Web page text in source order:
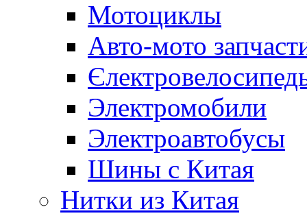
Мотоциклы
Авто-мото
Электромобили
Электроавтобусы
Шины с Китая
Нитки из Китая